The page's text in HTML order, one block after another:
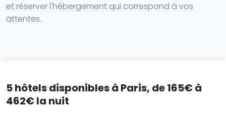
et réserver l'hébergement qui correspond à vos
attentes.
5 hôtels disponibles à Paris, de 165€ à
462€ la nuit